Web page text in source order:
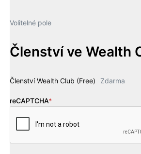
Volitelné pole
Členství ve Wealth
Členství Wealth Club (Free) Zdarma
reCAPTCHA*